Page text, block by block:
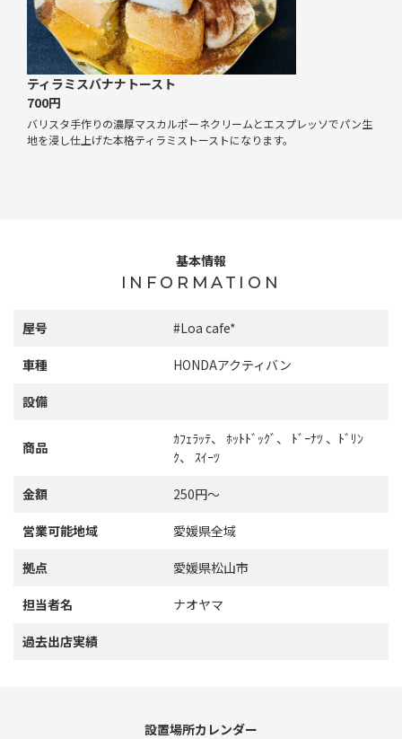
ティラミスバナナトースト
700円
バリスタ手作りの濃厚マスカルポーネクリームとエスプレッソでパン生
地を浸し仕上げた本格ティラミストーストになります。
基本情報
INFORMATION
屋号 #Loa cafe*
車種 HONDAアクティバン
設備
商品
ｶﾌｪﾗｯﾃ、 ﾎｯﾄﾄﾞｯｸﾞ、 ﾄﾞｰﾅﾂ 、ﾄﾞﾘﾝ
ｸ、 ｽｲｰﾂ
金額 250円～
営業可能地域 愛媛県全域
拠点 愛媛県松山市
担当者名 ナオヤマ
過去出店実績
設置場所カレンダー